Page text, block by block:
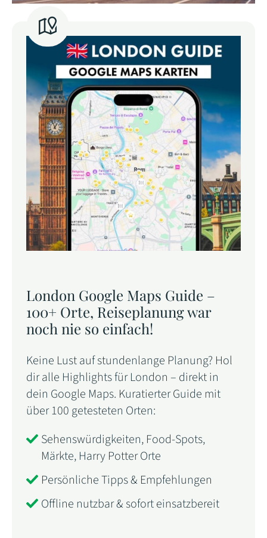
London Google Maps Guide –
100+ Orte, Reiseplanung war
noch nie so einfach!
Keine Lust auf stundenlange Planung? Hol
dir alle Highlights für London – direkt in
dein Google Maps. Kuratierter Guide mit
über 100 getesteten Orten:
Sehenswürdigkeiten, Food-Spots,
Märkte, Harry Potter Orte
Persönliche Tipps & Empfehlungen
Offline nutzbar & sofort einsatzbereit